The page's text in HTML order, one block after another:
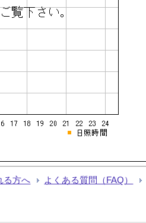
る方へ よくある質問（FAQ）